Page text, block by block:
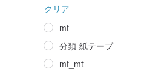
クリア
mt
分類-紙テープ
mt_mt